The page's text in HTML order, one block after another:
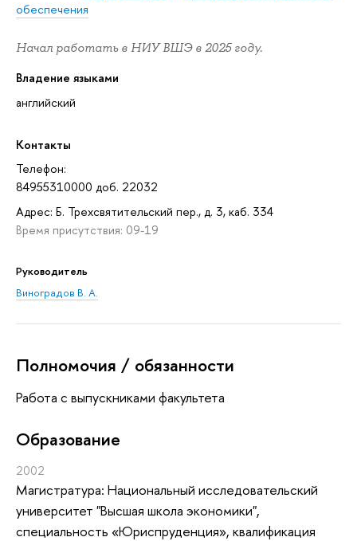
обеспечения
Начал работать в НИУ ВШЭ в 2025 году.
Владение языками
английский
Контакты
Телефон:
84955310000 доб. 22032
Адрес: Б. Трехсвятительский пер., д. 3, каб. 334
Время присутствия: 09-19
Руководитель
Виноградов В. А.
Полномочия / обязанности
Работа с выпускниками факультета
Oбразование
2002
Магистратура: Национальный исследовательский
университет "Высшая школа экономики",
специальность «Юриспруденция», квалификация